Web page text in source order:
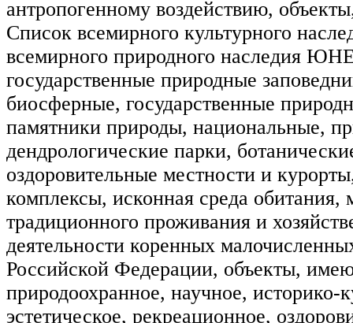
антропогенному воздействию,
Список всемирного культурного
всемирного природного наследия
государственные природные
биосферные, государственные
памятники природы, национальные,
дендрологические парки,
оздоровительные местности и
комплексы, исконная среда обитания,
традиционного проживания и
деятельности коренных
Российской Федерации, объекты,
природоохранное, научное, историко-
эстетическое, рекреационное,